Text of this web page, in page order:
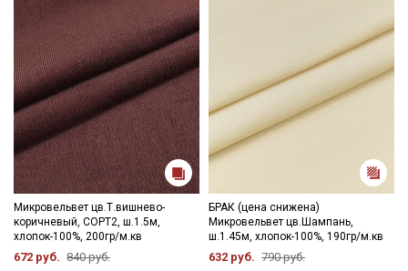
Микровельвет цв.Т.вишнево-
коричневый, СОРТ2, ш.1.5м,
хлопок-100%, 200гр/м.кв
672 руб. 840 руб.
БРАК (цена снижена)
Микровельвет цв.Шампань,
ш.1.45м, хлопок-100%, 190гр/м.кв
632 руб. 790 руб.